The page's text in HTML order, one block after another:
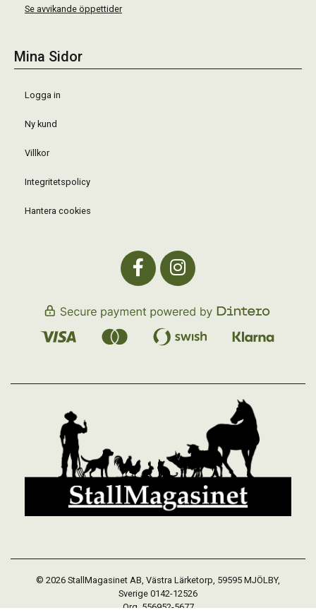
Se avvikande öppettider
Mina Sidor
Logga in
Ny kund
Villkor
Integritetspolicy
Hantera cookies
© 2026 StallMagasinet AB, Västra Lärketorp, 59595 MJÖLBY,
Sverige 0142-12526
Org. 556952-5677